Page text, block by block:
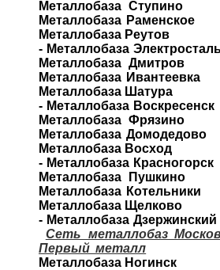
Металлобаза
Металлобаза
Металлобаза Реутов
- Металлобаза
Металлобаза
Металлобаза
Металлобаза Шатура
- Металлобаза
Металлобаза
Металлобаза
Металлобаза Восход
- Металлобаза
Металлобаза
Металлобаза
Металлобаза Щелково
- Металлобаза
Сеть металлобаз
Первый металл
Металлобаза Ногинск